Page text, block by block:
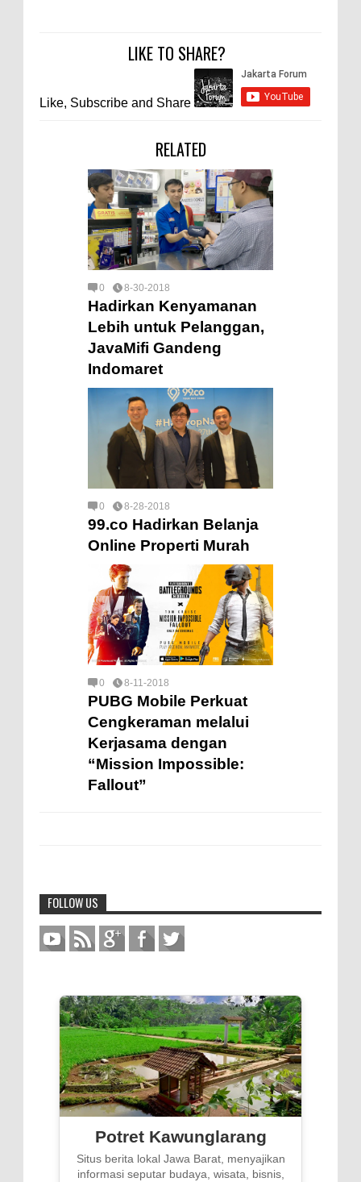
LIKE TO SHARE?
Like, Subscribe and Share
RELATED
0 8-30-2018
Hadirkan Kenyamanan
Lebih untuk Pelanggan,
JavaMifi Gandeng
Indomaret
0 8-28-2018
99.co Hadirkan Belanja
Online Properti Murah
0 8-11-2018
PUBG Mobile Perkuat
Cengkeraman melalui
Kerjasama dengan
“Mission Impossible:
Fallout”
FOLLOW US
Potret Kawunglarang
Situs berita lokal Jawa Barat, menyajikan
informasi seputar budaya, wisata, bisnis,